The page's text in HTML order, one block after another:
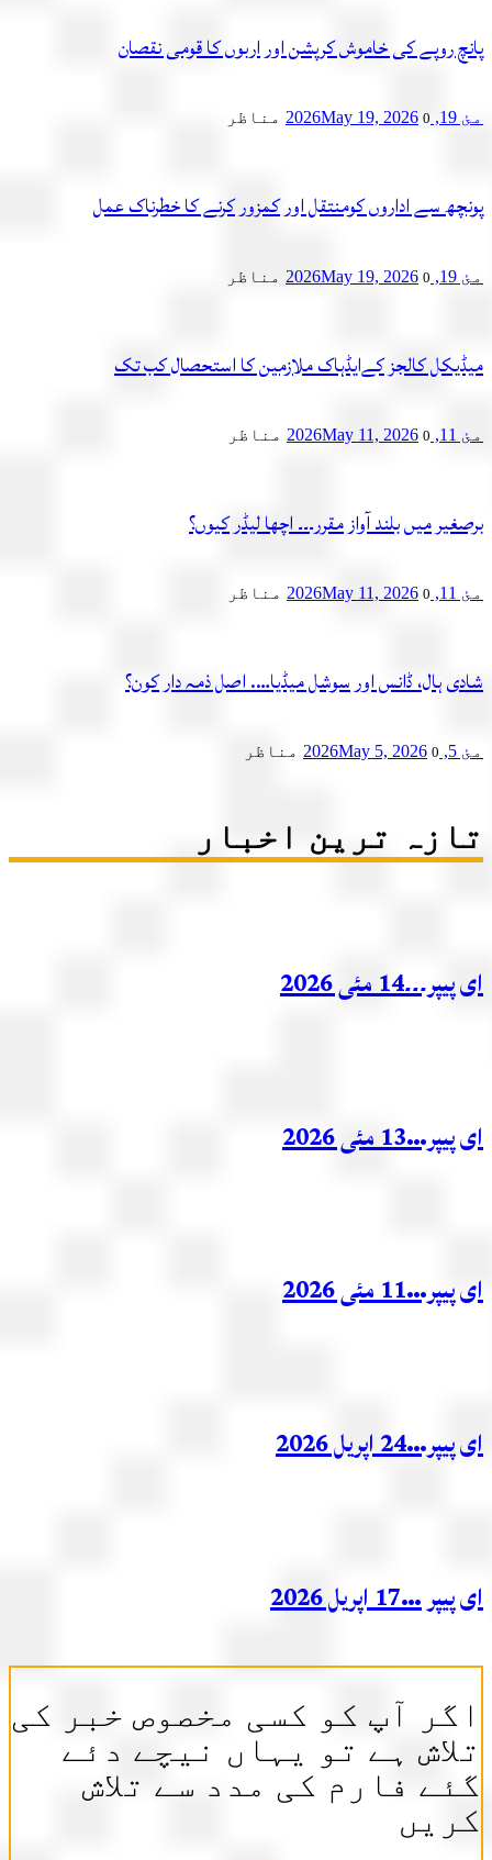
روپے کی خاموش کرپشن اور اربوں کا قومی نقصان
May 19, 2026 0 مناظر
سے اداروں کومنتقل اور کمزور کرنے کا خطرناک عمل
May 19, 2026 0 مناظر
کالجز کےایڈہاک ملازمین کا استحصال کب تک
May 11, 2026 مناظر
میں بلند آواز مقرر۔۔۔ اچھا لیڈر کیوں؟
May 11, 2026 مناظر
ہال، ڈانس اور سوشل میڈیا…. اصل ذمہ دار کون؟
May 5, 2026 0 مناظر
ترین اخبار
مئی 2026
مئی 2026
مئی 2026
اپریل 2026
اپریل 2026
آپ کو کسی مخصوص خبر کی
ہے تو یہاں نیچے دئے
فارم کی مدد سے تلاش